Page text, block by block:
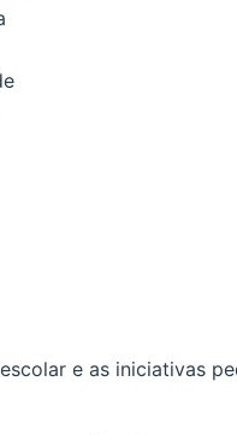
e as iniciativas